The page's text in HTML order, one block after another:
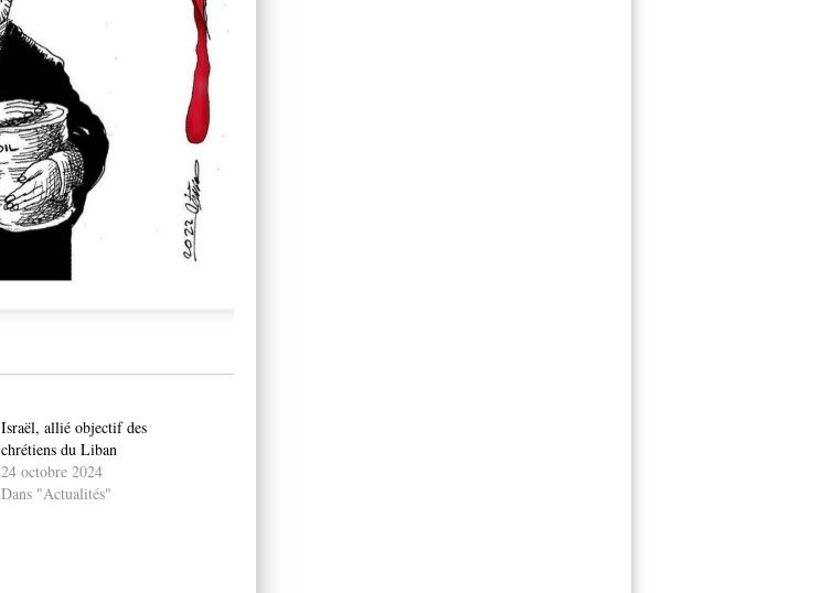
Israël, allié objectif des
chrétiens du Liban
24 octobre 2024
Dans "Actualités"